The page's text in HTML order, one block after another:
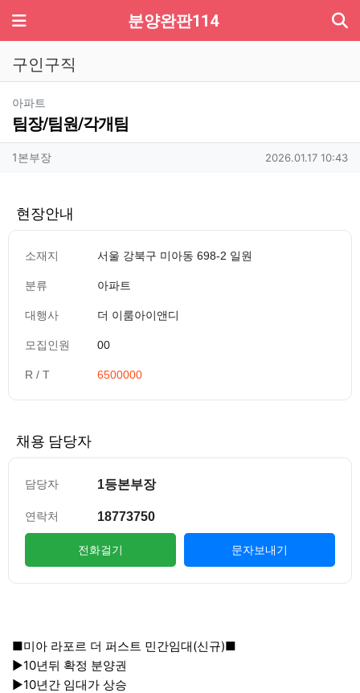
메뉴 분양완판114
구인구직
아파트
팀장/팀원/각개팀
작성자 정보
1본부장작성 작성일
2026.01.17 10:43
현장안내
소재지 서울 강북구 미아동 698-2 일원
분류 아파트
대행사 더 이룸아이앤디
모집인원 00
R / T 6500000
채용 담당자
담당자 1등본부장
연락처 18773750
전화걸기 문자보내기
본문
■미아 라포르 더 퍼스트 민간임대(신규)■
▶10년뒤 확정 분양권
▶10년간 임대가 상승